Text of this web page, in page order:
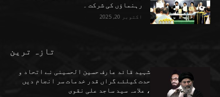
رہنماؤں کی شرکت ۔
اکتوبر 20, 2025
تازہ ترین
شہید قائد عارف حسین الحسینی نے اتحاد و
حدت کیلئے گراں قدر خدمات سر انجام دیں
، علامہ سید ساجد علی نقوی